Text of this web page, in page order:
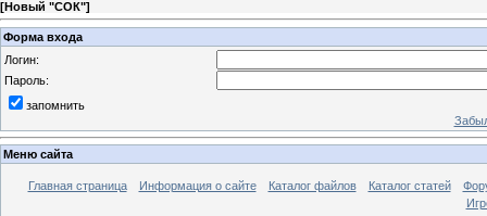
[Новый "СОК"]
Форма входа
Логин:
Пароль:
запомнить
Меню сайта
Главная страница Информация о сайте Каталог файлов Каталог статей